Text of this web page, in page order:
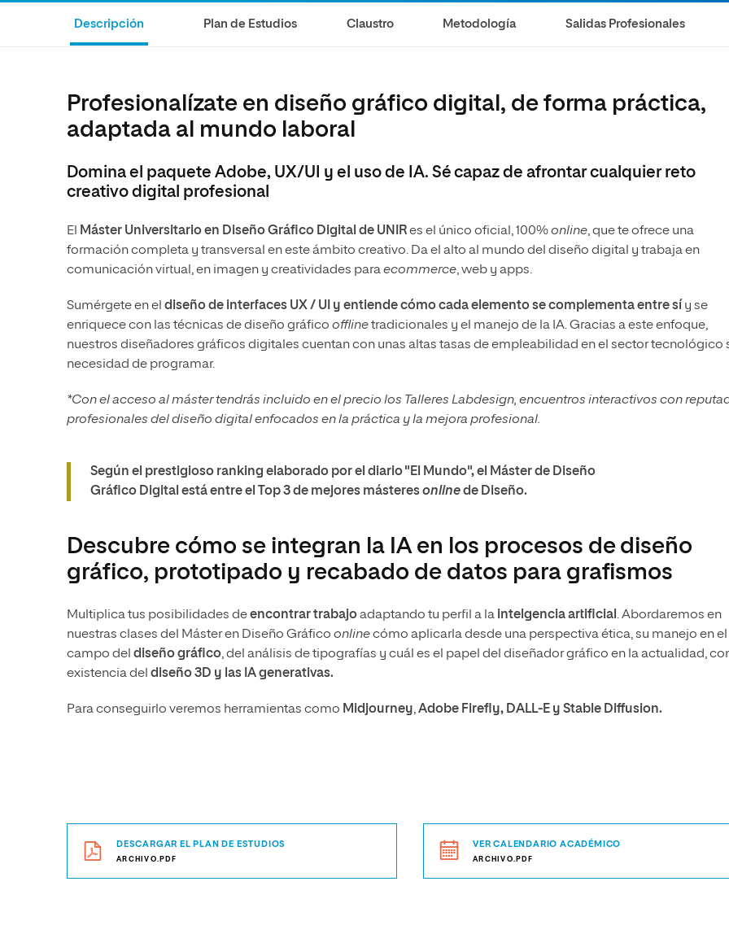
Tecnologías para el Diseño de Espacios
Arquitectónicos Inteligentes
Música
Descripción Plan de Estudios Claustro Metodología Salidas Profesionales
Profesionalízate en diseño gráfico digital, de forma práctica,
adaptada al mundo laboral
Domina el paquete Adobe, UX/UI y el uso de IA. Sé capaz de afrontar cualquier reto
creativo digital profesional
El Máster Universitario en Diseño Gráfico Digital de UNIRes el único oficial, 100%online, que te ofrece una
formación completa y transversal en este ámbito creativo. Da el alto al mundo del diseño digital y trabaja en
comunicación virtual, en imagen y creatividades paraecommerce, web y apps.
Sumérgete en el diseño de interfaces UX / UI y entiende cómo cada elemento se complementa entre sí y se
enriquece con las técnicas de diseño gráfico offlinetradicionales y el manejo de la IA. Gracias a este enfoque,
nuestros diseñadores gráficos digitales cuentan con unas altas tasas de empleabilidad en el sector tecnológico
necesidad de programar.
*Con el acceso al máster tendrás incluido en el precio los Talleres Labdesign, encuentros interactivos con
profesionales del diseño digital enfocados en la práctica y la mejora profesional.
Según el prestigioso ranking elaborado por el diario "El Mundo", el Máster de Diseño
Gráfico Digital está entre el Top 3 de mejores másteresonlinede Diseño.
Descubre cómo se integran la IA en los procesos de diseño
gráfico, prototipado y recabado de datos para grafismos
Multiplica tus posibilidades deencontrar trabajoadaptando tu perfil a la intelgencia artificial . Abordaremos en
nuestras clases del Máster en Diseño Gráfico onlinecómo aplicarla desde una perspectiva ética, su manejo en el
campo del diseño gráfico, del análisis de tipografías y cuál es el papel del diseñador gráfico en la actualidad,
existencia del diseño 3D y las IA generativas.
Para conseguirlo veremos herramientas como Midjourney,Adobe Firefly, DALL-E y Stable Diffusion.
DESCARGAR EL PLAN DE ESTUDIOS
ARCHIVO.PDF
VER CALENDARIO ACADÉMICO
ARCHIVO.PDF